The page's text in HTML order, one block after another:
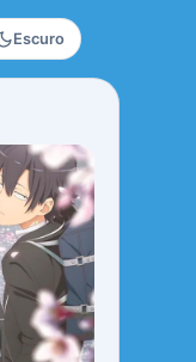
Escuro